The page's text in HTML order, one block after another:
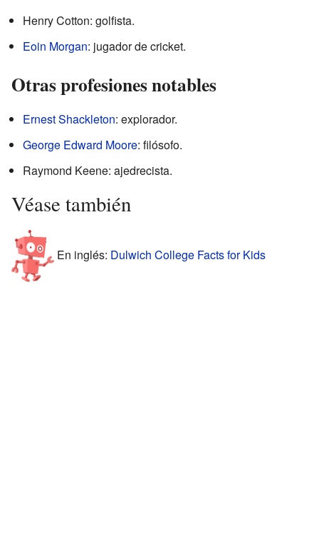
Henry Cotton: golfista.
Eoin Morgan: jugador de cricket.
Otras profesiones notables
Ernest Shackleton: explorador.
George Edward Moore: filósofo.
Raymond Keene: ajedrecista.
Véase también
En inglés: Dulwich College Facts for Kids